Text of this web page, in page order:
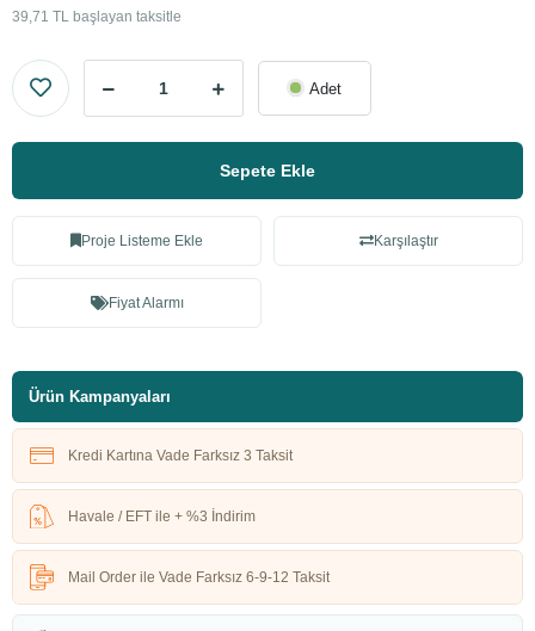
39,71 TL başlayan taksitle
Adet
Sepete Ekle
Proje Listeme Ekle Karşılaştır
Fiyat Alarmı
Ürün Kampanyaları
Kredi Kartına Vade Farksız 3 Taksit
Havale / EFT ile + %3 İndirim
Mail Order ile Vade Farksız 6-9-12 Taksit